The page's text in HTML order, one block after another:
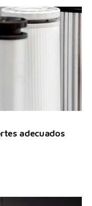
adecuados